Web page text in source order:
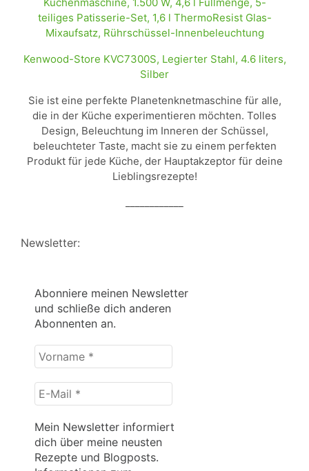
Kenwood-Store KVC7300S, Legierter Stahl, 4.6 liters,
Silber
Sie ist eine perfekte Planetenknetmaschine für alle,
die in der Küche experimentieren möchten. Tolles
Design, Beleuchtung im Inneren der Schüssel,
beleuchteter Taste, macht sie zu einem perfekten
Produkt für jede Küche, der Hauptakzeptor für deine
Lieblingsrezepte!
Newsletter:
Abonniere meinen Newsletter
und schließe dich anderen
Abonnenten an.
Vorname
*
E-
Mail
*
Mein Newsletter informiert
dich über meine neusten
Rezepte und Blogposts.